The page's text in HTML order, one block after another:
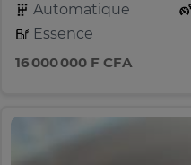
Automatique
Essence
16 000 000 F CFA